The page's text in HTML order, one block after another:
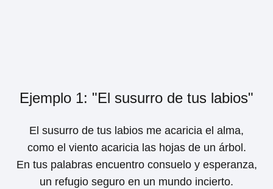
Ejemplo 1: "El susurro de tus labios"
El susurro de tus labios me acaricia el alma,
como el viento acaricia las hojas de un árbol.
En tus palabras encuentro consuelo y esperanza,
un refugio seguro en un mundo incierto.